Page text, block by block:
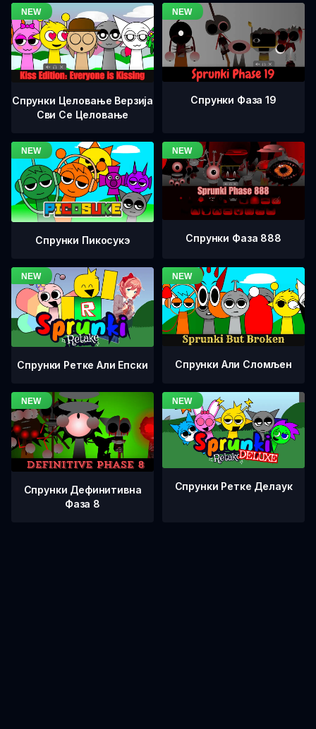
Спрунки Целовање Верзија
Сви Се Целовање
Спрунки Фаза 19
Спрунки Пикосукэ Спрунки Фаза 888
Спрунки Ретке Али Епски Спрунки Али Сломљен
Спрунки Дефинитивна
Фаза 8
Спрунки Ретке Делаук